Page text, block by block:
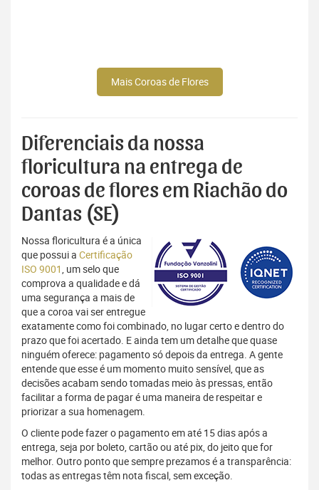
Mais Coroas de Flores
Diferenciais da nossa
floricultura na entrega de
coroas de flores em Riachão do
Dantas (SE)
Nossa floricultura é a única
que possui a Certificação
ISO 9001, um selo que
comprova a qualidade e dá
uma segurança a mais de
que a coroa vai ser entregue
exatamente como foi combinado, no lugar certo e dentro do
prazo que foi acertado. E ainda tem um detalhe que quase
ninguém oferece: pagamento só depois da entrega. A gente
entende que esse é um momento muito sensível, que as
decisões acabam sendo tomadas meio às pressas, então
facilitar a forma de pagar é uma maneira de respeitar e
priorizar a sua homenagem.
O cliente pode fazer o pagamento em até 15 dias após a
entrega, seja por boleto, cartão ou até pix, do jeito que for
melhor. Outro ponto que sempre prezamos é a transparência:
todas as entregas têm nota fiscal, sem exceção.